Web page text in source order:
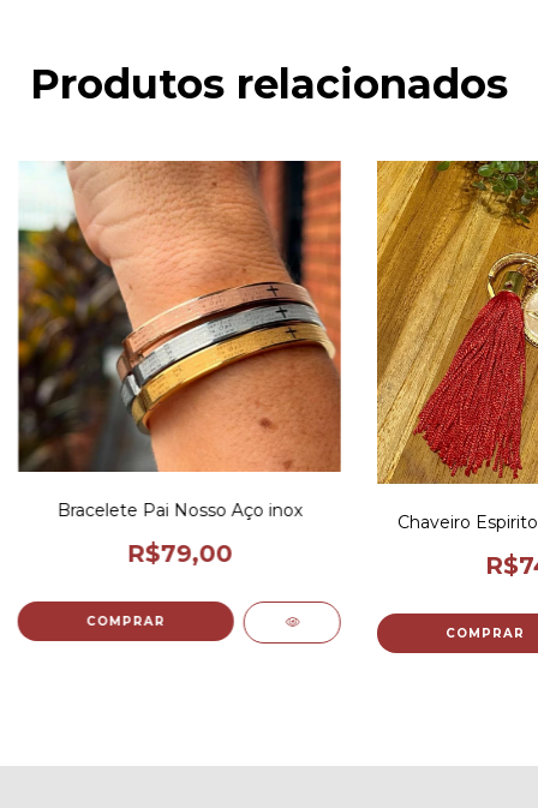
Produtos relacionados
Bracelete Pai Nosso Aço inox
R$79,00
COMPRAR
Chaveiro
COMPRAR